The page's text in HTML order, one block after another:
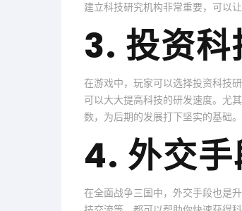
建立科技研究机构非常重要，可以
3. 投资科
在游戏中，玩家可以选择投资科技
可以大大提高科技的研发速度。尤
数，为后期的发展打下坚实的基础。
4. 外交
在全面战争三国中，外交手段也是